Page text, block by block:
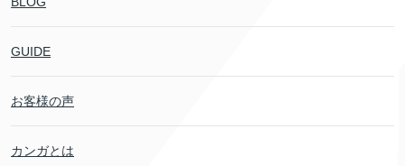
GUIDE
お客様の声
カンガとは